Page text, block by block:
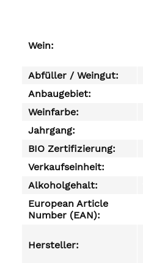
Wein:
Abfüller / Weingut:
Anbaugebiet:
Weinfarbe:
Jahrgang:
BIO Zertifizierung:
Verkaufseinheit:
Alkoholgehalt:
European Article
Number (EAN):
Hersteller: